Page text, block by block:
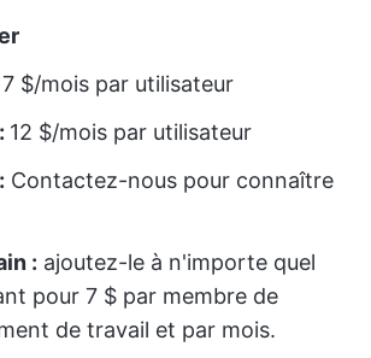
7 $/mois par utilisateur
12 $/mois par utilisateur
Contactez-nous pour connaître
: ajoutez-le à n'importe quel
pour 7 $ par membre de
de travail et par mois.